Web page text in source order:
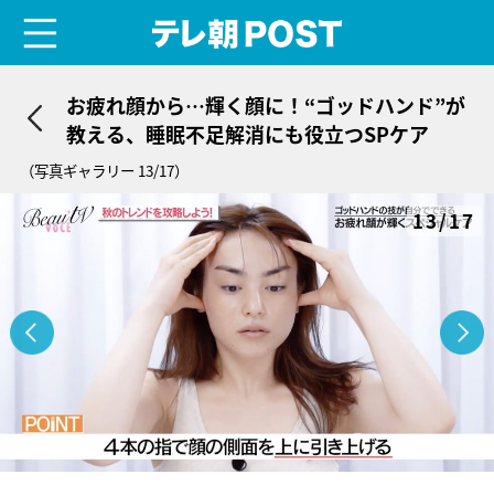
お疲れ顔から…輝く顔に！“ゴッドハンド”が
教える、睡眠不足解消にも役立つSPケア
（写真ギャラリー 13/17）
13/17